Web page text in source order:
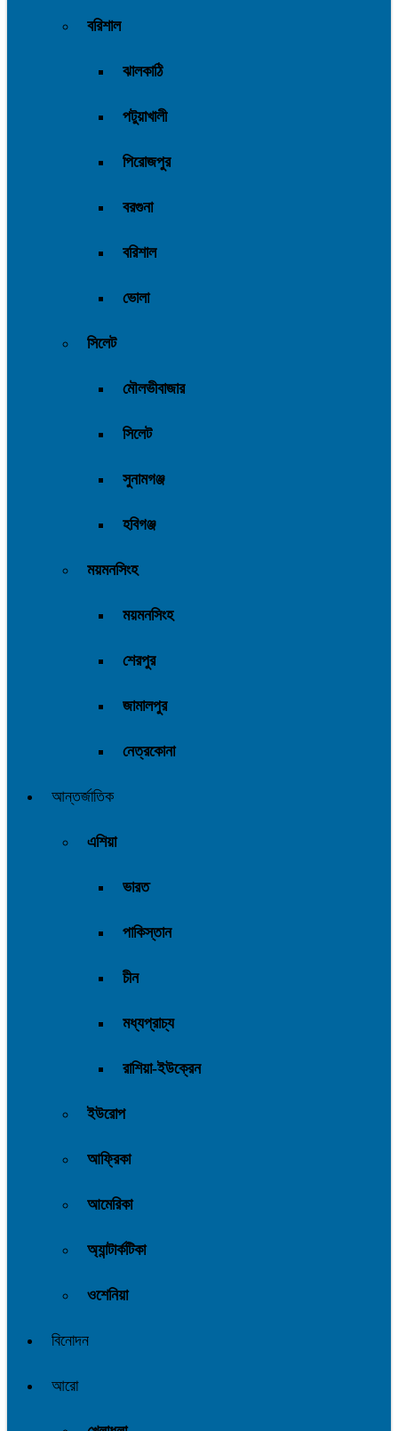
বরিশাল
ঝালকাঠি
পটুয়াখালী
পিরোজপুর
বরগুনা
বরিশাল
ভোলা
সিলেট
মৌলভীবাজার
সিলেট
সুনামগঞ্জ
হবিগঞ্জ
ময়মনসিংহ
ময়মনসিংহ
শেরপুর
জামালপুর
নেত্রকোনা
আন্তর্জাতিক
এশিয়া
ভারত
পাকিস্তান
চীন
মধ্যপ্রাচ্য
রাশিয়া-ইউক্রেন
ইউরোপ
আফ্রিকা
আমেরিকা
অ্যান্টার্কটিকা
ওশেনিয়া
বিনোদন
আরো